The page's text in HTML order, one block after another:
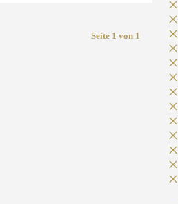
Seite 1 von 1